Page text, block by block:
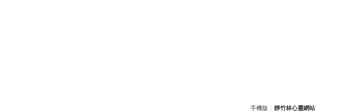
手機版 靜竹林心靈網站